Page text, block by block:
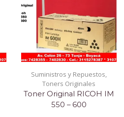
Suministros y Repuestos,
Toners Originales
Toner Original RICOH IM
550 – 600